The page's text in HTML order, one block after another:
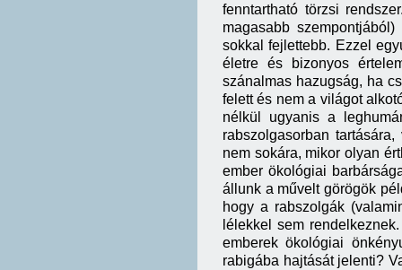
fenntartható törzsi
magasabb
sokkal fejlettebb. Ezzel
életre és bizonyos
szánalmas hazugság, ha
felett és nem a világot
nélkül ugyanis a
rabszolgasorban
nem sokára, mikor olyan
ember ökológiai
állunk a művelt görögök
hogy a rabszolgák
lélekkel sem
emberek ökológiai
rabigába hajtását jelenti?